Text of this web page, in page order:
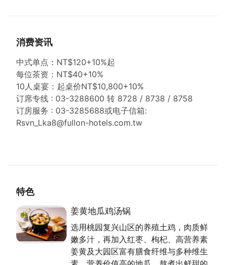
消费资讯
中式单点：NT$120+10%起
每位茶资：NT$40+10%
10人桌宴：起桌价NT$10,800+10%
订席专线 : 03-3288600 转 8728 / 8738 / 8758
订房服务 : 03-3285688或电子信箱:
Rsvn_Lka8@fullon-hotels.com.tw
特色
姜黄地瓜鸡汤锅
选用桃园复兴山区的养殖土鸡，肉质鲜
嫩多汁，再加入红枣、枸杞、高营养素
姜黄及大园区富有膳食纤维与多种维生